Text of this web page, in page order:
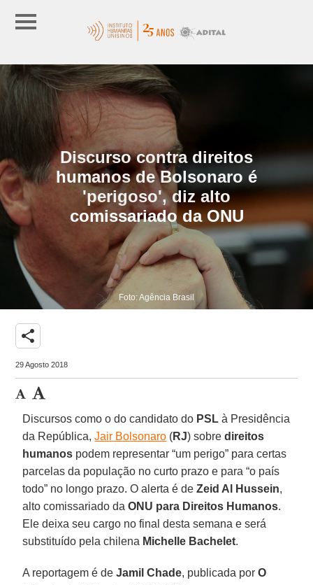
Discurso contra direitos
humanos de Bolsonaro é
'perigoso', diz alto
comissariado da ONU
Foto: Agência Brasil
share
29 Agosto 2018
Discursos como o do candidato do PSL à Presidência
da República,Jair Bolsonaro (RJ) sobredireitos
humanos podem representar “um perigo” para certas
parcelas da população no curto prazo e para “o país
todo” no longo prazo. O alerta é deZeid Al Hussein,
alto comissariado daONU para Direitos Humanos.
Ele deixa seu cargo no final desta semana e será
substituído pela chilena Michelle Bachelet.
A reportagem é deJamil Chade, publicada porO